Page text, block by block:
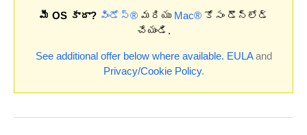
మీ OS కాదా? విండోస్®మరియు Mac®కోసం డౌన్‌లోడ్
చేయండి.
See additional offer below where available. EULAand
Privacy/Cookie Policy.